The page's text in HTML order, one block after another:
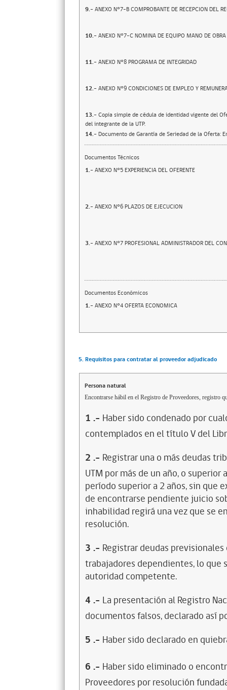
9.- ANEXO N°7-B COMPROBANTE DE RECEPCION DEL
10.- ANEXO N°7-C NOMINA DE EQUIPO MANO DE
11.- ANEXO N°8 PROGRAMA DE INTEGRIDAD
12.- ANEXO N°9 CONDICIONES DE EMPLEO Y
13.- Copia simple de cédula de identidad vigente del
del integrante de la UTP.
14.- Documento de Garantía de Seriedad de la Oferta:
Documentos Técnicos
1.- ANEXO N°5 EXPERIENCIA DEL OFERENTE
2.- ANEXO N°6 PLAZOS DE EJECUCION
3.- ANEXO N°7 PROFESIONAL ADMINISTRADOR DEL
Documentos Económicos
1.- ANEXO N°4 OFERTA ECONOMICA
5. Requisitos para contratar al proveedor adjudicado
Persona natural
Encontrarse hábil en el Registro de Proveedores, registro
1 .- Haber sido condenado por
contemplados en el título V del
2 .- Registrar una o más deudas
UTM por más de un año, o
período superior a 2 años, sin que
de encontrarse pendiente juicio
inhabilidad regirá una vez que se
resolución.
3 .- Registrar deudas
trabajadores dependientes, lo
autoridad competente.
4 .- La presentación al Registro
documentos falsos, declarado así
5 .- Haber sido declarado en
6 .- Haber sido eliminado o
Proveedores por resolución